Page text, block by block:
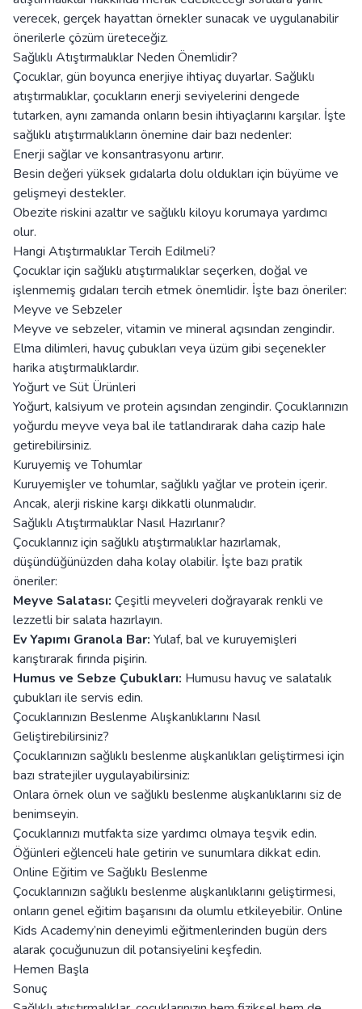
verecek, gerçek hayattan örnekler sunacak ve uygulanabilir
önerilerle çözüm üreteceğiz.
Sağlıklı Atıştırmalıklar Neden Önemlidir?
Çocuklar, gün boyunca enerjiye ihtiyaç duyarlar. Sağlıklı
atıştırmalıklar, çocukların enerji seviyelerini dengede
tutarken, aynı zamanda onların besin ihtiyaçlarını karşılar. İşte
sağlıklı atıştırmalıkların önemine dair bazı nedenler:
Enerji sağlar ve konsantrasyonu artırır.
Besin değeri yüksek gıdalarla dolu oldukları için büyüme ve
gelişmeyi destekler.
Obezite riskini azaltır ve sağlıklı kiloyu korumaya yardımcı
olur.
Hangi Atıştırmalıklar Tercih Edilmeli?
Çocuklar için sağlıklı atıştırmalıklar seçerken, doğal ve
işlenmemiş gıdaları tercih etmek önemlidir. İşte bazı öneriler:
Meyve ve Sebzeler
Meyve ve sebzeler, vitamin ve mineral açısından zengindir.
Elma dilimleri, havuç çubukları veya üzüm gibi seçenekler
harika atıştırmalıklardır.
Yoğurt ve Süt Ürünleri
Yoğurt, kalsiyum ve protein açısından zengindir. Çocuklarınızın
yoğurdu meyve veya bal ile tatlandırarak daha cazip hale
getirebilirsiniz.
Kuruyemiş ve Tohumlar
Kuruyemişler ve tohumlar, sağlıklı yağlar ve protein içerir.
Ancak, alerji riskine karşı dikkatli olunmalıdır.
Sağlıklı Atıştırmalıklar Nasıl Hazırlanır?
Çocuklarınız için sağlıklı atıştırmalıklar hazırlamak,
düşündüğünüzden daha kolay olabilir. İşte bazı pratik
öneriler:
Meyve Salatası: Çeşitli meyveleri doğrayarak renkli ve
lezzetli bir salata hazırlayın.
Ev Yapımı Granola Bar: Yulaf, bal ve kuruyemişleri
karıştırarak fırında pişirin.
Humus ve Sebze Çubukları: Humusu havuç ve salatalık
çubukları ile servis edin.
Çocuklarınızın Beslenme Alışkanlıklarını Nasıl
Geliştirebilirsiniz?
Çocuklarınızın sağlıklı beslenme alışkanlıkları geliştirmesi için
bazı stratejiler uygulayabilirsiniz:
Onlara örnek olun ve sağlıklı beslenme alışkanlıklarını siz de
benimseyin.
Çocuklarınızı mutfakta size yardımcı olmaya teşvik edin.
Öğünleri eğlenceli hale getirin ve sunumlara dikkat edin.
Online Eğitim ve Sağlıklı Beslenme
Çocuklarınızın sağlıklı beslenme alışkanlıklarını geliştirmesi,
onların genel eğitim başarısını da olumlu etkileyebilir. Online
Kids Academy’nin deneyimli eğitmenlerinden bugün ders
alarak çocuğunuzun dil potansiyelini keşfedin.
Hemen Başla
Sonuç